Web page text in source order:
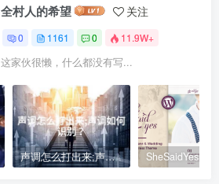
全村人的希望 关注
0 1161 0 11.9W+
这家伙很懒，什么都没有写...
声调怎么打出来;声调如何识别？